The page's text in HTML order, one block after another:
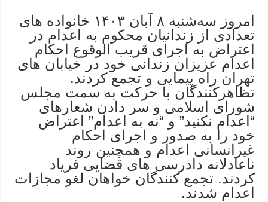
امروز سه‌شنبه ۸ آبان ۱۴۰۳ خانواده های
تعدادی از زندانیان محکوم به اعدام در
اعتراض به اجرای قریب الوقوع احکام
اعدام عزیزان زندانی خود در خیابان های
تهران راه پیمایی و تجمع کردند.
تظاهرکنندگان با حرکت به سمت مجلس
شورای اسلامی و سر دادن شعارهای
“اعدام نکنید” و “نه به اعدام” اعتراض
خود را به صدور و اجرای احکام
غیرانسانی اعدام و همچنین روند
ناعادلانه دادرسی های قضایی فریاد
کردند. تجمع کنندگان خواهان لغو مجازات
اعدام شدند.